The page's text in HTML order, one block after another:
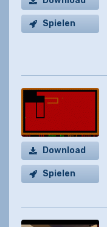
Spielen
Download
Spielen